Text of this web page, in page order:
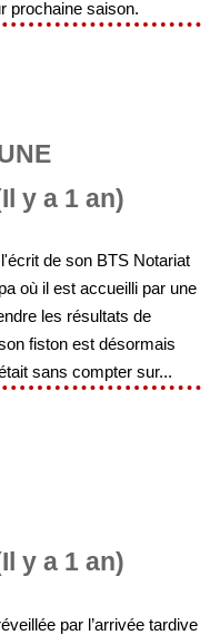
prochaine saison.
y a 1 an)
de son BTS Notariat
où il est accueilli par une
les résultats de
fiston est désormais
sans compter sur...
y a 1 an)
par l’arrivée tardive